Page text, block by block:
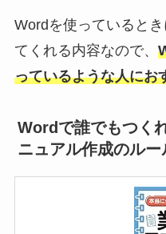
Wordを使っていると
てくれる内容なので、
っているような人にお
Wordで誰でもつく
ニュアル作成のルー